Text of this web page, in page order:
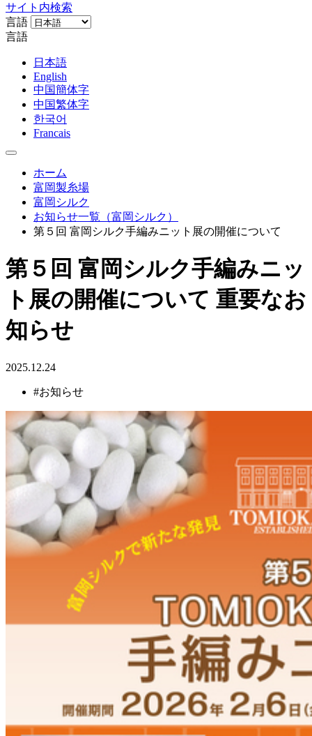
サイト内検索
言語
言語
日本語
English
中国簡体字
中国繁体字
한국어
Francais
ホーム
富岡製糸場
富岡シルク
お知らせ一覧（富岡シルク）
第５回 富岡シルク手編みニット展の開催について
第５回 富岡シルク手編みニッ
ト展の開催について 重要なお
知らせ
2025.12.24
#お知らせ